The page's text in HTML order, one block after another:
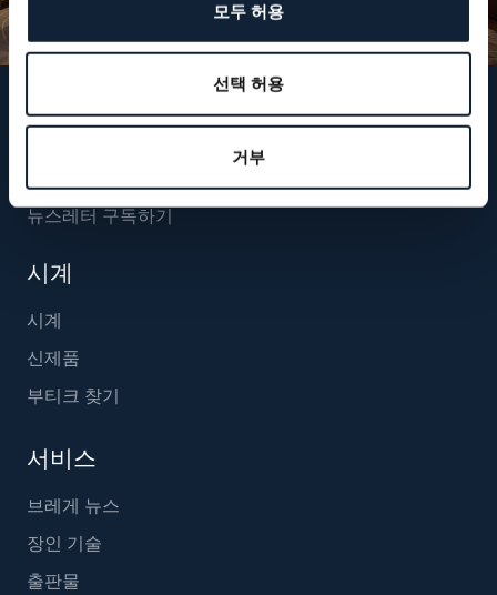
모두 허용
선택 허용
거부
브레게 팔로우하기
뉴스레터 구독하기
시계
시계
신제품
부티크 찾기
서비스
브레게 뉴스
장인 기술
출판물